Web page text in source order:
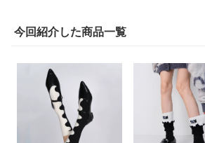
今回紹介した商品一覧